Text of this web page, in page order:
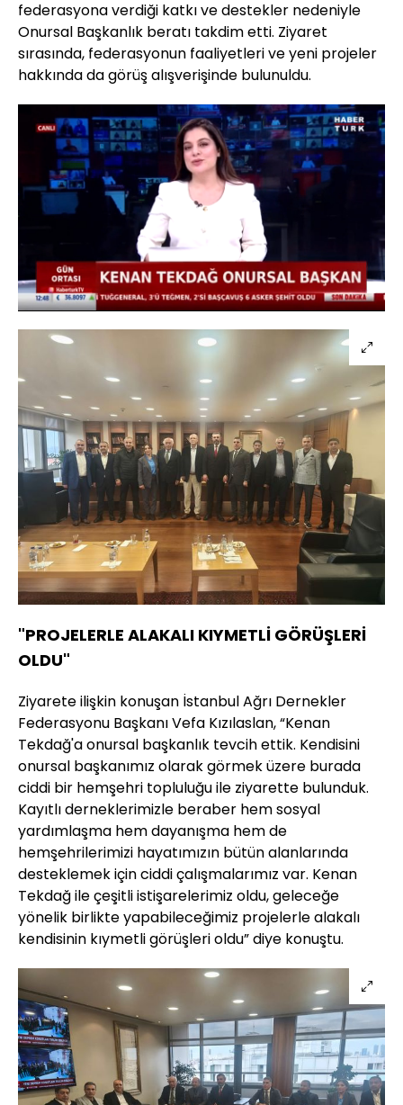
federasyona verdiği katkı ve destekler nedeniyle
Onursal Başkanlık beratı takdim etti. Ziyaret
sırasında, federasyonun faaliyetleri ve yeni projeler
hakkında da görüş alışverişinde bulunuldu.
Sesi
Aç
Yüklendi:
35.07%
Oynatma
Hızı
"PROJELERLE ALAKALI KIYMETLİ GÖRÜŞLERİ
OLDU"
Ziyarete ilişkin konuşan İstanbul Ağrı Dernekler
Federasyonu Başkanı Vefa Kızılaslan, “Kenan
Tekdağ'a onursal başkanlık tevcih ettik. Kendisini
onursal başkanımız olarak görmek üzere burada
ciddi bir hemşehri topluluğu ile ziyarette bulunduk.
Kayıtlı derneklerimizle beraber hem sosyal
yardımlaşma hem dayanışma hem de
hemşehrilerimizi hayatımızın bütün alanlarında
desteklemek için ciddi çalışmalarımız var. Kenan
Tekdağ ile çeşitli istişarelerimiz oldu, geleceğe
yönelik birlikte yapabileceğimiz projelerle alakalı
kendisinin kıymetli görüşleri oldu” diye konuştu.